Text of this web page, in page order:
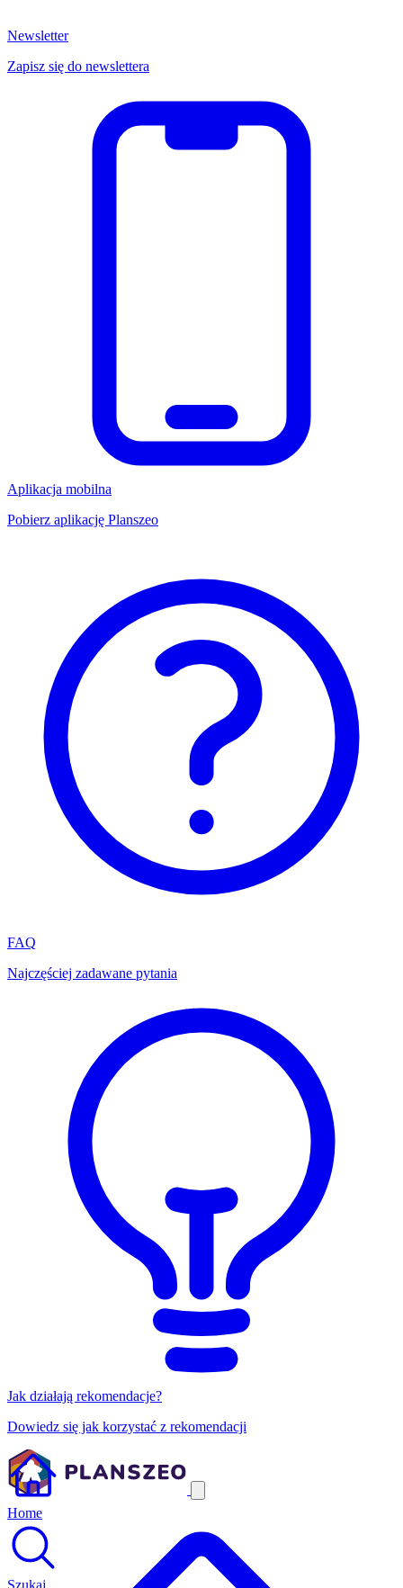
Newsletter
Zapisz się do newslettera
Aplikacja mobilna
Pobierz aplikację Planszeo
FAQ
Najczęściej zadawane pytania
Jak działają rekomendacje?
Dowiedz się jak korzystać z rekomendacji
Home
Szukaj